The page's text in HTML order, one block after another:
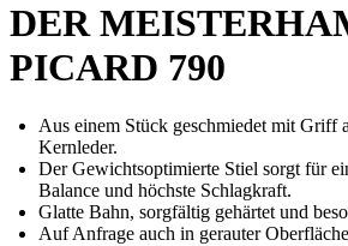
DER
PICARD 790
Aus einem Stück geschmiedet mit Griff
Kernleder.
Der Gewichtsoptimierte Stiel sorgt für
Balance und höchste Schlagkraft.
Glatte Bahn, sorgfältig gehärtet und
Auf Anfrage auch in gerauter